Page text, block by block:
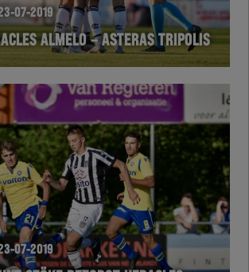
07-2019
ALMELO – ASTERAS TRIPOLIS
07-2019